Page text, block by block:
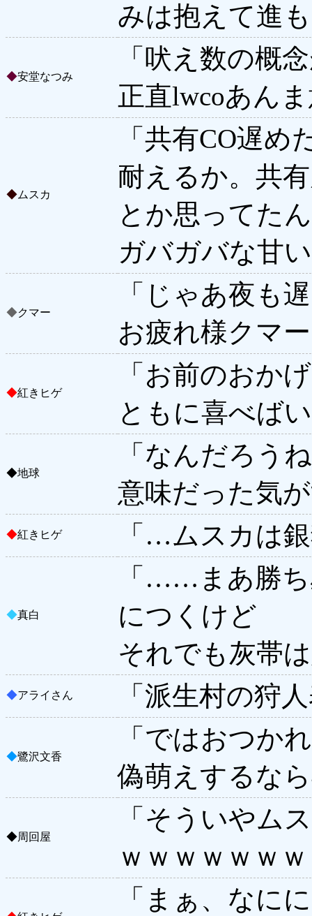
みは抱えて進
◆安堂なつみ
「吠え数の概
正直lwcoあん
◆ムスカ
「共有CO遅
耐えるか。共
とか思ってた
ガバガバな甘
◆クマー
「じゃあ夜も
お疲れ様クマ
◆紅きヒゲ
「お前のおか
ともに喜べば
◆地球
「なんだろう
意味だった気
◆紅きヒゲ 「…ムスカは
◆真白
「……まあ勝
につくけど
それでも灰帯
◆アライさん 「派生村の狩
◆鷺沢文香
「ではおつか
偽萌えするな
◆周回屋
「そういやム
ｗｗｗｗｗｗ
「まぁ、なに